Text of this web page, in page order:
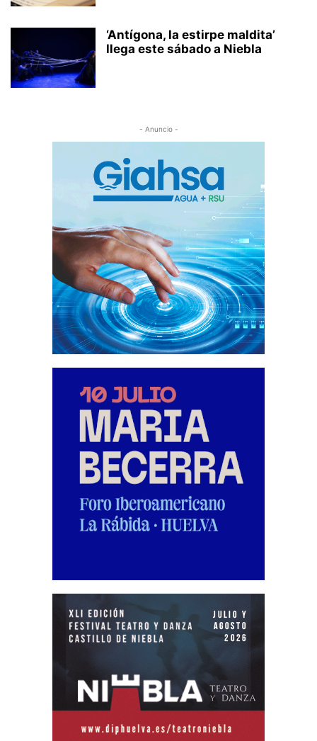
‘Antígona, la estirpe maldita’
llega este sábado a Niebla
- Anuncio -